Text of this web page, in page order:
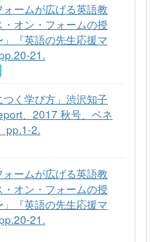
ォームが広げる英語教
オン・フォームの授
『英語の先生応援マ
21.
つく学び方」渋沢知子
、2017 秋号、ベネ
pp.1-2.
ォームが広げる英語教
オン・フォームの授
『英語の先生応援マ
21.